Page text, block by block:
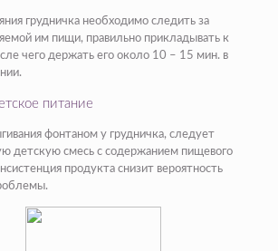
грудничка необходимо следить за
им пищи, правильно прикладывать к
чего держать его около 10 – 15 мин. в
питание
фонтаном у грудничка, следует
детскую смесь с содержанием пищевого
продукта снизит вероятность